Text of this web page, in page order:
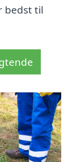
bedst til